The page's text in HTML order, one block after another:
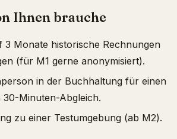
Ihnen brauche
3 Monate historische Rechnungen
(für M1 gerne anonymisiert).
in der Buchhaltung für einen
Minuten-Abgleich.
zu einer Testumgebung (ab M2).